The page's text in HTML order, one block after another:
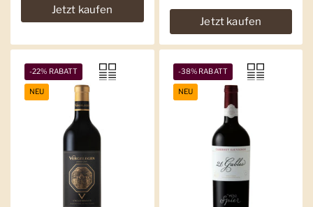
Jetzt kaufen
Jetzt kaufen
-22% RABATT
NEU
-38% RABATT
NEU